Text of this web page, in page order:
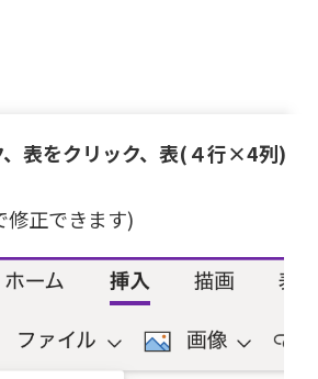
表をクリック、表(４行×4列)
修正できます)